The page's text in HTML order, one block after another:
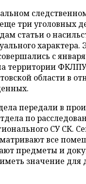
три уголовных
статьи о
характера.
с
территории
области в
передали в
по
СУ СК.
все
предметы и
значение для